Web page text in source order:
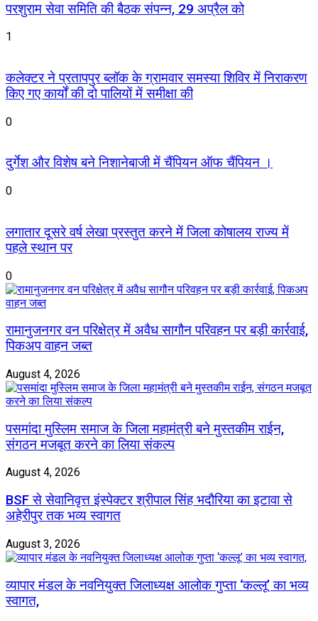
परशुराम सेवा समिति की बैठक संपन्न, 29 अप्रैल को
1
कलेक्टर ने प्रतापपुर ब्लॉक के ग्रामवार समस्या शिविर में निराकरण
किए गए कार्यों की दो पालियों में समीक्षा की
0
दुर्गेश और विशेष बने निशानेबाजी में चैंपियन ऑफ चैंपियन ।
0
लगातार दूसरे वर्ष लेखा प्रस्तुत करने में जिला कोषालय राज्य में
पहले स्थान पर
0
रामानुजनगर वन परिक्षेत्र में अवैध सागौन परिवहन पर बड़ी कार्रवाई,
पिकअप वाहन जब्त
August 4, 2026
पसमांदा मुस्लिम समाज के जिला महामंत्री बने मुस्तकीम राईन,
संगठन मजबूत करने का लिया संकल्प
August 4, 2026
BSF से सेवानिवृत्त इंस्पेक्टर श्रीपाल सिंह भदौरिया का इटावा से
अहेरीपुर तक भव्य स्वागत
August 3, 2026
व्यापार मंडल के नवनियुक्त जिलाध्यक्ष आलोक गुप्ता ‘कल्लू’ का भव्य
स्वागत,